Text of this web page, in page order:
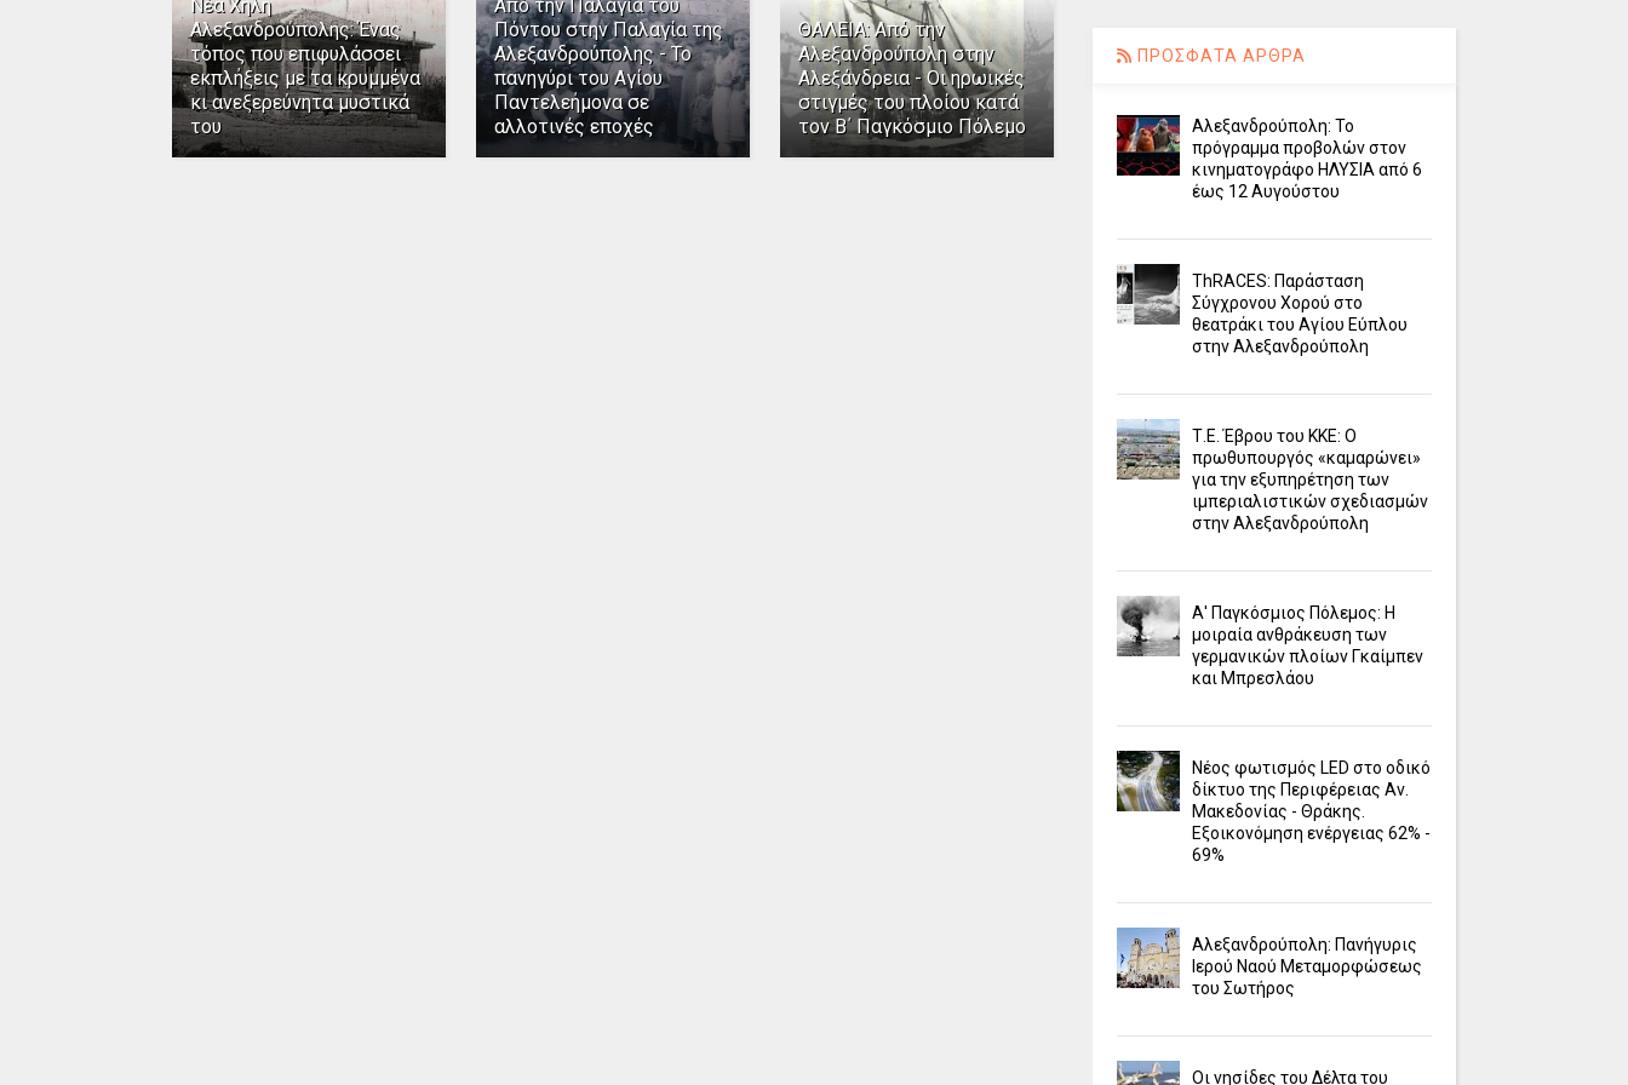
Νέα Χηλή
Αλεξανδρούπολης: Ένας
τόπος που επιφυλάσσει
εκπλήξεις με τα κρυμμένα
κι ανεξερεύνητα μυστικά
του
Από την Παλαγία του
Πόντου στην Παλαγία της
Αλεξανδρούπολης - Το
πανηγύρι του Αγίου
Παντελεήμονα σε
αλλοτινές εποχές
ΘΑΛΕΙΑ: Από την
Αλεξανδρούπολη στην
Αλεξάνδρεια - Οι ηρωικές
στιγμές του πλοίου κατά
τον Β΄ Παγκόσμιο Πόλεμο
ΠΡΟΣΦΑΤΑ ΑΡΘΡΑ
Αλεξανδρούπολη: Το
πρόγραμμα προβολών στον
κινηματογράφο ΗΛΥΣΙΑ από 6
έως 12 Αυγούστου
ΤhRACES: Παράσταση
Σύγχρονου Χορού στο
θεατράκι του Αγίου Εύπλου
στην Αλεξανδρούπολη
Τ.Ε. Έβρου του ΚΚΕ: Ο
πρωθυπουργός «καμαρώνει»
για την εξυπηρέτηση των
ιμπεριαλιστικών σχεδιασμών
στην Αλεξανδρούπολη
Α' Παγκόσμιος Πόλεμος: Η
μοιραία ανθράκευση των
γερμανικών πλοίων Γκαίμπεν
και Μπρεσλάου
Νέος φωτισμός LED στο οδικό
δίκτυο της Περιφέρειας Αν.
Μακεδονίας - Θράκης.
Εξοικονόμηση ενέργειας 62% -
69%
Αλεξανδρούπολη: Πανήγυρις
Ιερού Ναού Μεταμορφώσεως
του Σωτήρος
Οι νησίδες του Δέλτα του